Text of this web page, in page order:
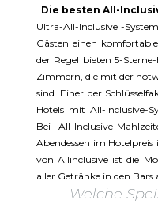
Die besten All-
Ultra-All-Inclusive -
Gästen einen
der Regel bieten 5-
Zimmern, die mit der
sind. Einer der
Hotels mit All-Inclusive-
Bei All-Inclusive-
Abendessen im
von Allinclusive ist die
aller Getränke in den Bars
Welche